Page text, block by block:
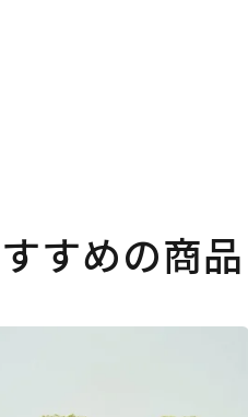
すめの商品